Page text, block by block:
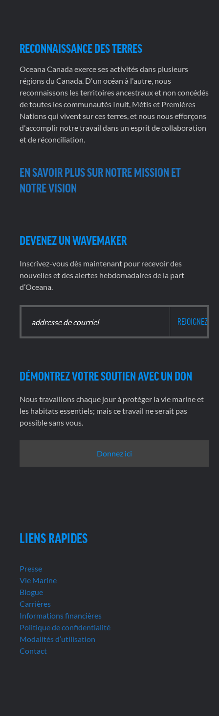
RECONNAISSANCE DES TERRES
Oceana Canada exerce ses activités dans plusieurs
régions du Canada. D'un océan à l'autre, nous
reconnaissons les territoires ancestraux et non concédés
de toutes les communautés Inuit, Métis et Premières
Nations qui vivent sur ces terres, et nous nous efforçons
d'accomplir notre travail dans un esprit de collaboration
et de réconciliation.
EN SAVOIR PLUS SUR NOTRE MISSION ET
NOTRE VISION
DEVENEZ UN WAVEMAKER
Inscrivez-vous dès maintenant pour recevoir des
nouvelles et des alertes hebdomadaires de la part
d’Oceana.
DÉMONTREZ VOTRE SOUTIEN AVEC UN DON
Nous travaillons chaque jour à protéger la vie marine et
les habitats essentiels; mais ce travail ne serait pas
possible sans vous.
Donnez ici
LIENS RAPIDES
Presse
Vie Marine
Blogue
Carrières
Informations financières
Politique de confidentialité
Modalités d’utilisation
Contact